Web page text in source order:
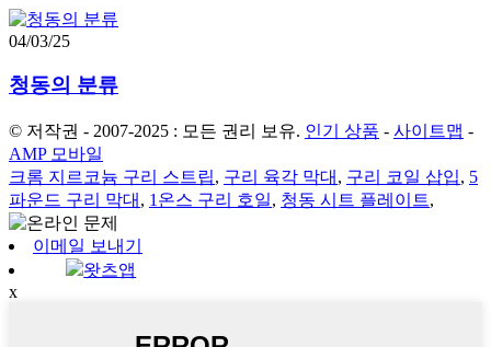
04/03/25
청동의 분류
© 저작권 - 2007-2025 : 모든 권리 보유. 인기 상품 - 사이트맵 -
AMP 모바일
크롬 지르코늄 구리 스트립, 구리 육각 막대 , 구리 코일 삽입, 5
파운드 구리 막대 , 1온스 구리 호일, 청동 시트 플레이트,
이메일 보내기
왓츠앱
x